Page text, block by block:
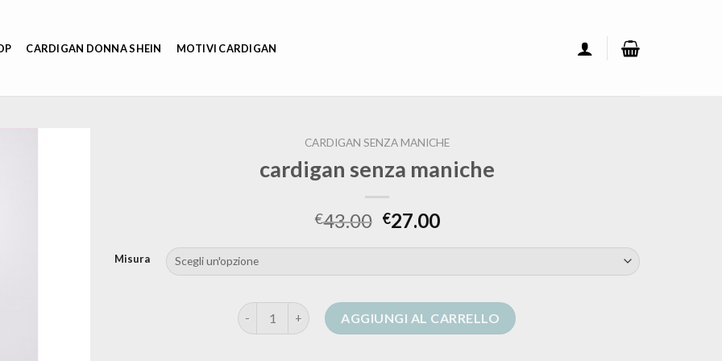
CARDIGAN DONNA SHEIN MOTIVI CARDIGAN
CARDIGAN SENZA MANICHE
cardigan senza maniche
€43.00 €27.00
Misura
cardigan senza maniche quantitàAGGIUNGI AL CARRELLO